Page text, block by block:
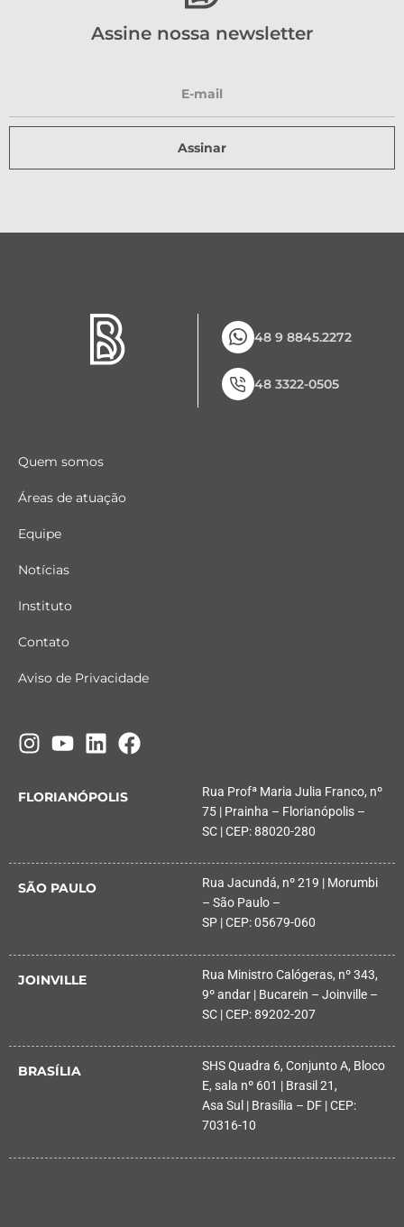
Assine nossa newsletter
Assinar
48 9 8845.2272
48 3322-0505
Quem somos
Áreas de atuação
Equipe
Notícias
Instituto
Contato
Aviso de Privacidade
FLORIANÓPOLIS
Rua Profª Maria Julia Franco, nº
75 | Prainha – Florianópolis –
SC | CEP: 88020-280
SÃO PAULO
Rua Jacundá, nº 219 | Morumbi
– São Paulo –
SP | CEP: 05679-060
JOINVILLE
Rua Ministro Calógeras, nº 343,
9º andar | Bucarein – Joinville –
SC | CEP: 89202-207
BRASÍLIA
SHS Quadra 6, Conjunto A, Bloco
E, sala nº 601 | Brasil 21,
Asa Sul | Brasília – DF | CEP:
70316-10